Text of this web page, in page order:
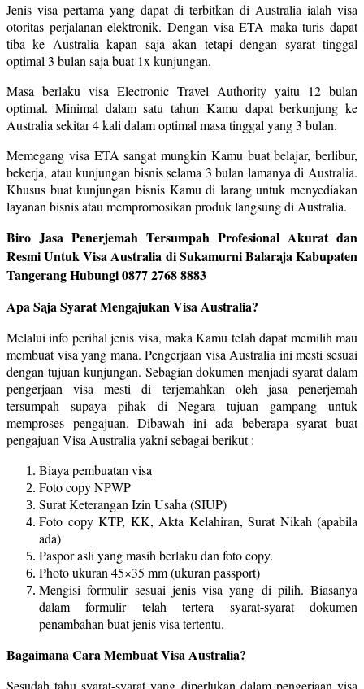
Jenis visa pertama yang dapat di terbitkan di Australia ialah visa
otoritas perjalanan elektronik. Dengan visa ETA maka turis dapat
tiba ke Australia kapan saja akan tetapi dengan syarat tinggal
optimal 3 bulan saja buat 1x kunjungan.
Masa berlaku visa Electronic Travel Authority yaitu 12 bulan
optimal. Minimal dalam satu tahun Kamu dapat berkunjung ke
Australia sekitar 4 kali dalam optimal masa tinggal yang 3 bulan.
Memegang visa ETA sangat mungkin Kamu buat belajar, berlibur,
bekerja, atau kunjungan bisnis selama 3 bulan lamanya di Australia.
Khusus buat kunjungan bisnis Kamu di larang untuk menyediakan
layanan bisnis atau mempromosikan produk langsung di Australia.
Biro Jasa Penerjemah Tersumpah Profesional Akurat dan
Resmi Untuk Visa Australia di Sukamurni Balaraja Kabupaten
Tangerang Hubungi 0877 2768 8883
Apa Saja Syarat Mengajukan Visa Australia?
Melalui info perihal jenis visa, maka Kamu telah dapat memilih mau
membuat visa yang mana. Pengerjaan visa Australia ini mesti sesuai
dengan tujuan kunjungan. Sebagian dokumen menjadi syarat dalam
pengerjaan visa mesti di terjemahkan oleh jasa penerjemah
tersumpah supaya pihak di Negara tujuan gampang untuk
memproses pengajuan. Dibawah ini ada beberapa syarat buat
pengajuan Visa Australia yakni sebagai berikut :
Biaya pembuatan visa
Foto copy NPWP
Surat Keterangan Izin Usaha (SIUP)
Foto copy KTP, KK, Akta Kelahiran, Surat Nikah (apabila
ada)
Paspor asli yang masih berlaku dan foto copy.
Photo ukuran 45×35 mm (ukuran passport)
Mengisi formulir sesuai jenis visa yang di pilih. Biasanya
dalam formulir telah tertera syarat-syarat dokumen
penambahan buat jenis visa tertentu.
Bagaimana Cara Membuat Visa Australia?